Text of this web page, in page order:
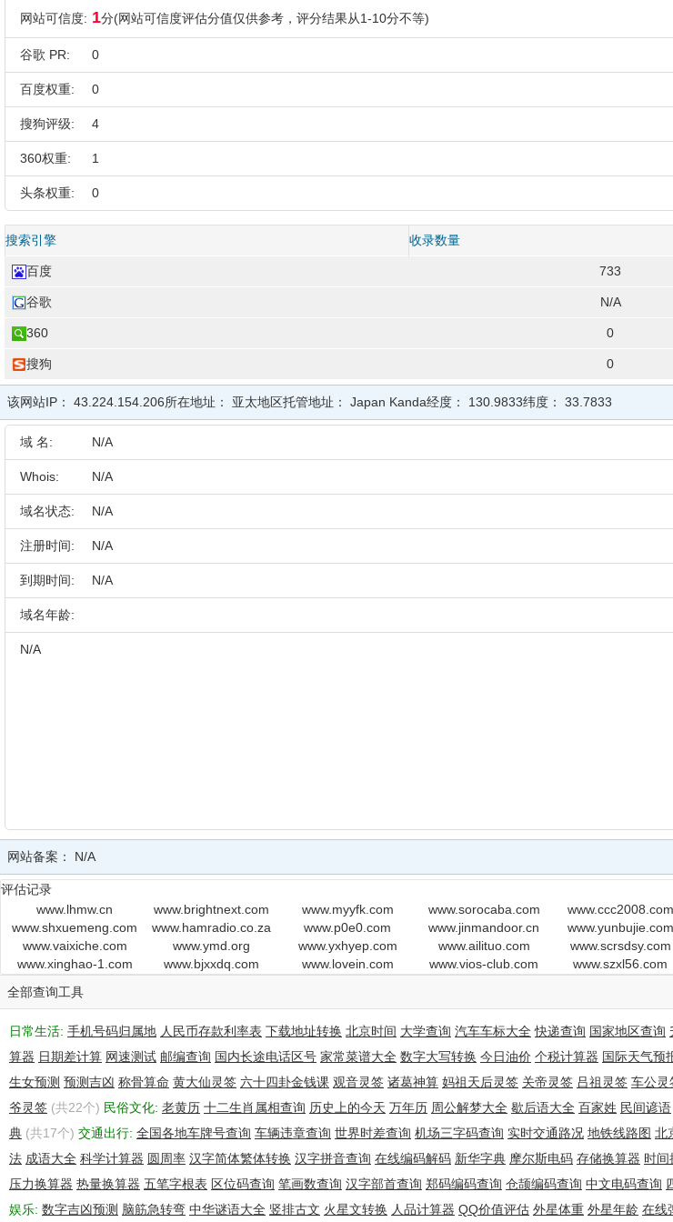
网站可信度: 1分(网站可信度评估分值仅供参考，评分结果从1-10分不等)
谷歌 PR: 0
百度权重: 0
搜狗评级: 4
360权重: 1
头条权重: 0
搜索引擎 收录数量
百度 733
谷歌 N/A
360 0
搜狗 0
该网站IP： 43.224.154.206所在地址： 亚太地区托管地址： Japan Kanda经度： 130.9833纬度： 33.7833
域 名: N/A
Whois: N/A
域名状态: N/A
注册时间: N/A
到期时间: N/A
域名年龄:
N/A
网站备案： N/A
评估记录
www.lhmw.cn
www.brightnext.com www.myyfk.com www.sorocaba.com www.ccc2008.com
www.shxuemeng.com
www.hamradio.co.za www.p0e0.com www.jinmandoor.cn www.yunbujie.com
www.vaixiche.com
www.ymd.org www.yxhyep.com www.ailituo.com www.scrsdsy.com
www.xinghao-1.com
www.bjxxdq.com www.lovein.com www.vios-club.com www.szxl56.com
全部查询工具
日常生活: 手机号码归属地 人民币存款利率表 下载地址转换 北京时间 大学查询 汽车车标大全 快递查询 国家地区查询
算器 日期差计算 网速测试 邮编查询 国内长途电话区号 家常菜谱大全 数字大写转换 今日油价 个税计算器 国际天气预
生女预测 预测吉凶 称骨算命 黄大仙灵签 六十四卦金钱课 观音灵签 诸葛神算 妈祖天后灵签 关帝灵签 吕祖灵签 车公灵
爷灵签 (共22个) 民俗文化: 老黄历 十二生肖属相查询 历史上的今天 万年历 周公解梦大全 歇后语大全 百家姓 民间谚语
典 (共17个) 交通出行: 全国各地车牌号查询 车辆违章查询 世界时差查询 机场三字码查询 实时交通路况 地铁线路图 北
法 成语大全 科学计算器 圆周率 汉字简体繁体转换 汉字拼音查询 在线编码解码 新华字典 摩尔斯电码 存储换算器 时间
压力换算器 热量换算器 五笔字根表 区位码查询 笔画数查询 汉字部首查询 郑码编码查询 仓颉编码查询 中文电码查询
娱乐: 数字吉凶预测 脑筋急转弯 中华谜语大全 竖排古文 火星文转换 人品计算器 QQ价值评估 外星体重 外星年龄 在线